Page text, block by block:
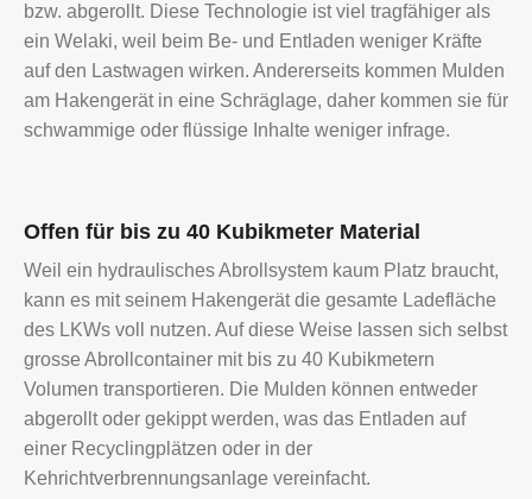
bzw. abgerollt. Diese Technologie ist viel tragfähiger als
ein Welaki, weil beim Be- und Entladen weniger Kräfte
auf den Lastwagen wirken. Andererseits kommen Mulden
am Hakengerät in eine Schräglage, daher kommen sie für
schwammige oder flüssige Inhalte weniger infrage.
Offen für bis zu 40 Kubikmeter Material
Weil ein hydraulisches Abrollsystem kaum Platz braucht,
kann es mit seinem Hakengerät die gesamte Ladefläche
des LKWs voll nutzen. Auf diese Weise lassen sich selbst
grosse Abrollcontainer mit bis zu 40 Kubikmetern
Volumen transportieren. Die Mulden können entweder
abgerollt oder gekippt werden, was das Entladen auf
einer Recyclingplätzen oder in der
Kehrichtverbrennungsanlage vereinfacht.